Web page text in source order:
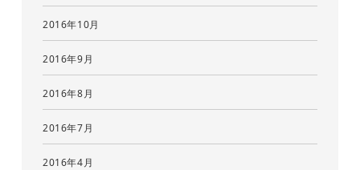
2016年10月
2016年9月
2016年8月
2016年7月
2016年4月